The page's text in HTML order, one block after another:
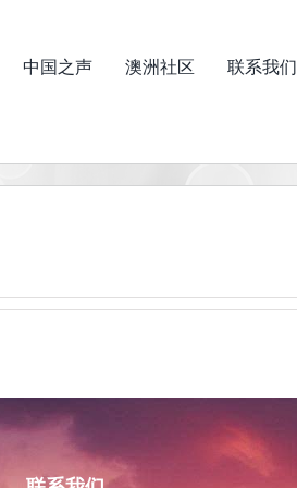
中国之声 澳洲社区 联系我们